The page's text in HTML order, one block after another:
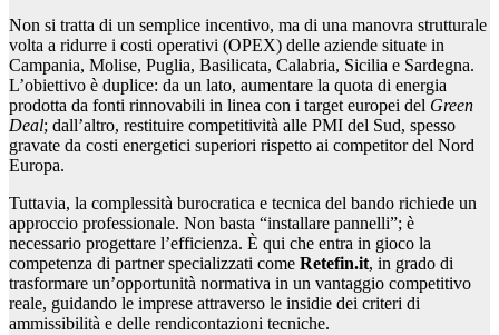
Non si tratta di un semplice incentivo, ma di una manovra strutturale
volta a ridurre i costi operativi (OPEX) delle aziende situate in
Campania, Molise, Puglia, Basilicata, Calabria, Sicilia e Sardegna.
L’obiettivo è duplice: da un lato, aumentare la quota di energia
prodotta da fonti rinnovabili in linea con i target europei del Green
Deal; dall’altro, restituire competitività alle PMI del Sud, spesso
gravate da costi energetici superiori rispetto ai competitor del Nord
Europa.
Tuttavia, la complessità burocratica e tecnica del bando richiede un
approccio professionale. Non basta “installare pannelli”; è
necessario progettare l’efficienza. È qui che entra in gioco la
competenza di partner specializzati come Retefin.it, in grado di
trasformare un’opportunità normativa in un vantaggio competitivo
reale, guidando le imprese attraverso le insidie dei criteri di
ammissibilità e delle rendicontazioni tecniche.